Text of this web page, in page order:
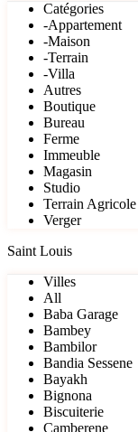
Catégories
-Appartement
-Maison
-Terrain
-Villa
Autres
Boutique
Bureau
Ferme
Immeuble
Magasin
Studio
Terrain Agricole
Verger
Saint Louis
Villes
All
Baba Garage
Bambey
Bambilor
Bandia Sessene
Bayakh
Bignona
Biscuiterie
Camberene